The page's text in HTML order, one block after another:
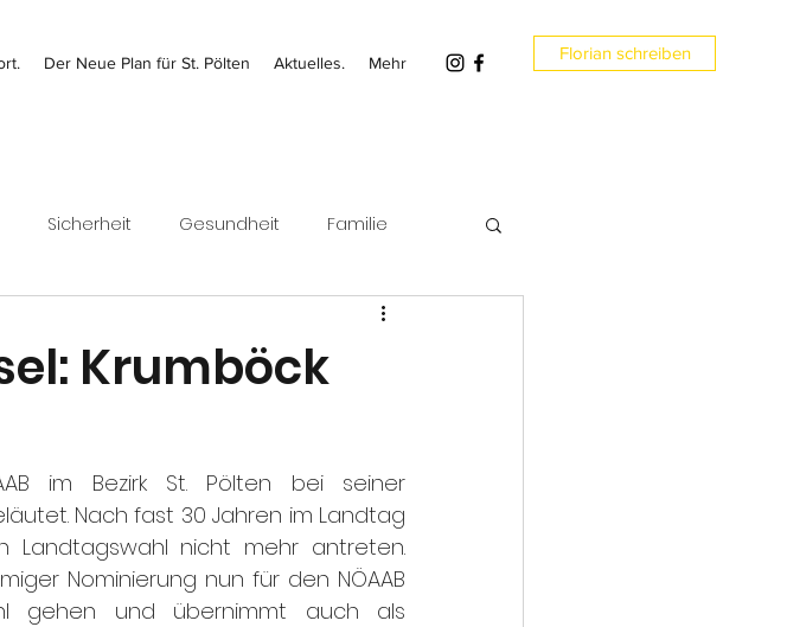
Der Neue Plan für St. Pölten Aktuelles. Mehr Florian schreiben
Sicherheit Gesundheit Familie
Umwelt
Krumböck
im Bezirk St. Pölten bei seiner
Nach fast 30 Jahren im Landtag
Landtagswahl nicht mehr antreten.
Nominierung nun für den NÖAAB
gehen und übernimmt auch als